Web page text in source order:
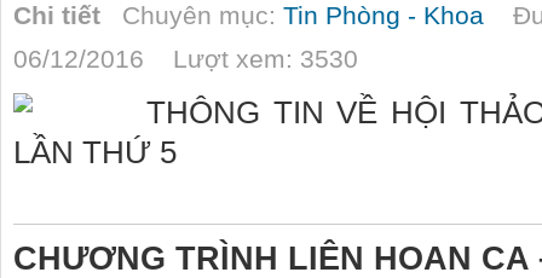
Chi tiết Chuyên mục: Tin Phòng - Khoa
06/12/2016 Lượt xem: 3530
THÔNG TIN VỀ HỘI
LẦN THỨ 5
CHƯƠNG TRÌNH LIÊN HOAN